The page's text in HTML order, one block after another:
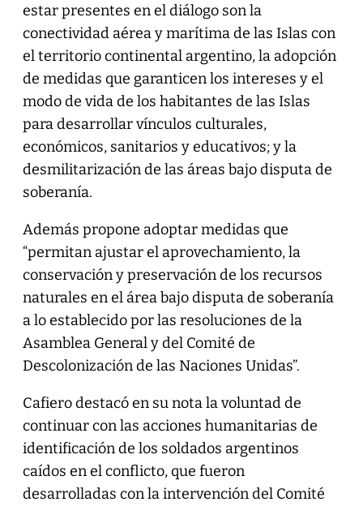
estar presentes en el diálogo son la
conectividad aérea y marítima de las Islas con
el territorio continental argentino, la adopción
de medidas que garanticen los intereses y el
modo de vida de los habitantes de las Islas
para desarrollar vínculos culturales,
económicos, sanitarios y educativos; y la
desmilitarización de las áreas bajo disputa de
soberanía.
Además propone adoptar medidas que
“permitan ajustar el aprovechamiento, la
conservación y preservación de los recursos
naturales en el área bajo disputa de soberanía
a lo establecido por las resoluciones de la
Asamblea General y del Comité de
Descolonización de las Naciones Unidas”.
Cafiero destacó en su nota la voluntad de
continuar con las acciones humanitarias de
identificación de los soldados argentinos
caídos en el conflicto, que fueron
desarrolladas con la intervención del Comité